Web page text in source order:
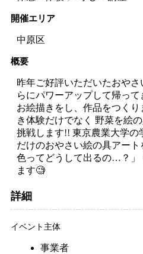
開催エリア
中原区
概要
昨年ご好評いただいたおや
らにパワーアップして帰っ
お絵描きをし、作品をつく
き体験だけでなく 野菜を絵
挑戦します!! 東京農業大学の
だけのおやさい絵の具アー
色ってどうして出るの…？」
ます🧐
詳細
イベント主体
事業者